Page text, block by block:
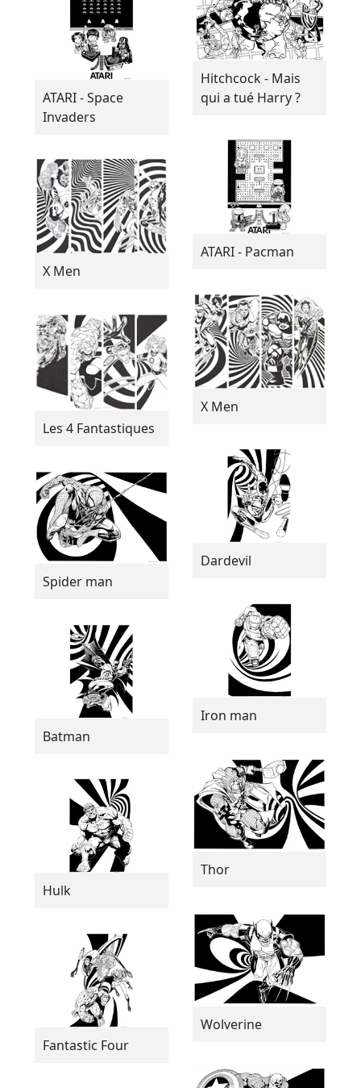
Hitchcock - Mais
qui a tué Harry ?
ATARI - Space
Invaders
ATARI - Pacman
X Men
X Men
Les 4 Fantastiques
Dardevil
Spider man
Iron man
Batman
Thor
Hulk
Wolverine
Fantastic Four